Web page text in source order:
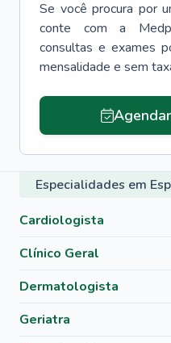
Se você procura por
conte com a
consultas e exames
mensalidade e sem
Especialidades em
Cardiologista
Clínico Geral
Dermatologista
Geriatra